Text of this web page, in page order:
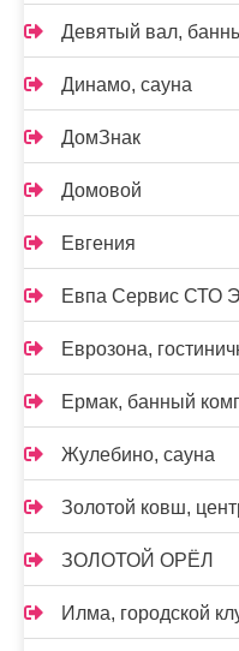
Девятый вал,
Динамо, сауна
ДомЗнак
Домовой
Евгения
Евпа Сервис СТО
Еврозона,
Ермак, банный
Жулебино, сауна
Золотой ковш,
ЗОЛОТОЙ ОРЁЛ
Илма, городской